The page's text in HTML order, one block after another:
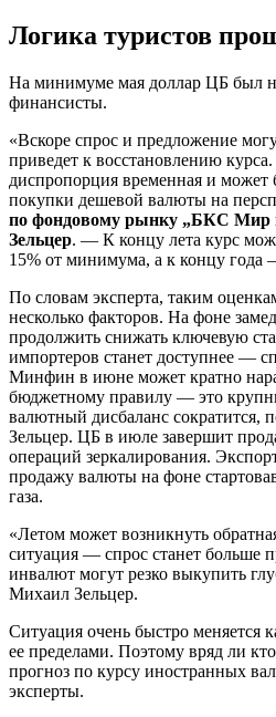
Логика туристов
На минимуме мая доллар ЦБ был
финансисты.
«Вскоре спрос и предложение
приведет к восстановлению
диспропорция временная и может
покупки дешевой валюты на
по фондовому рынку „БКС Мир
Зельцер. — К концу лета курс
15% от минимума, а к концу года
По словам эксперта, таким
несколько факторов. На фоне
продолжить снижать ключевую
импортеров станет доступнее —
Минфин в июне может кратно
бюджетному правилу — это
валютный дисбаланс сократится,
Зельцер. ЦБ в июле завершит
операций зеркалирования.
продажу валюты на фоне
газа.
«Летом может возникнуть
ситуация — спрос станет больше
инвалют могут резко выкупить
Михаил Зельцер.
Cитуация очень быстро меняется
ее пределами. Поэтому вряд ли
прогноз по курсу иностранных
эксперты.